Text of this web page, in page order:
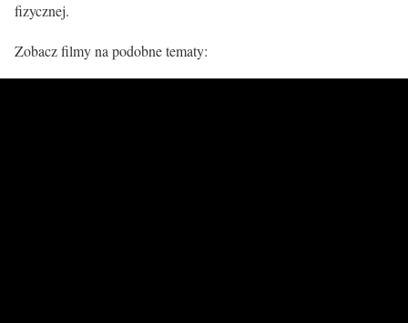
fizycznej.
Zobacz filmy na podobne tematy: